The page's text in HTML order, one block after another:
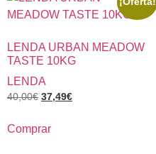
LENDA URBAN MEADOW
TASTE 10KG
LENDA
40,00€ 37,49€
Comprar